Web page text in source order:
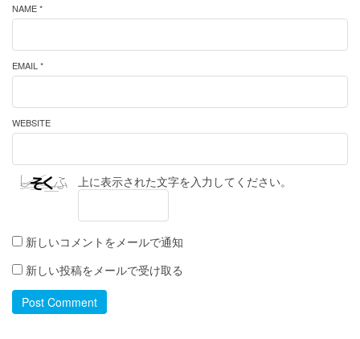
NAME *
EMAIL *
WEBSITE
上に表示された文字を入力してください。
新しいコメントをメールで通知
新しい投稿をメールで受け取る
Post Comment